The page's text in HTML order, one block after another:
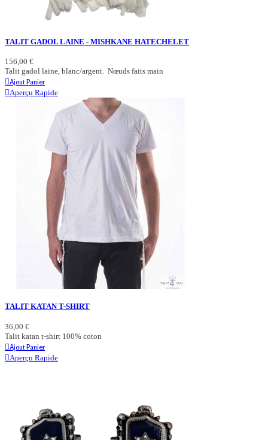
TALIT GADOL LAINE - MISHKANE HATECHELET
156,00 €
Talit gadol laine, blanc/argent. Nœuds faits main
Ajout Panier
Aperçu Rapide
TALIT KATAN T-SHIRT
36,00 €
Talit katan t-shirt 100% coton
Ajout Panier
Aperçu Rapide